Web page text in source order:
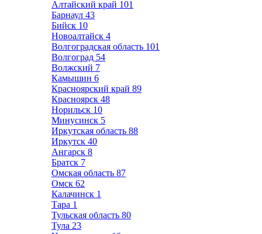
Алтайский край 101
Барнаул 43
Бийск 10
Новоалтайск 4
Волгоградская область 101
Волгоград 54
Волжский 7
Камышин 6
Красноярский край 89
Красноярск 48
Норильск 10
Минусинск 5
Иркутская область 88
Иркутск 40
Ангарск 8
Братск 7
Омская область 87
Омск 62
Калачинск 1
Тара 1
Тульская область 80
Тула 23